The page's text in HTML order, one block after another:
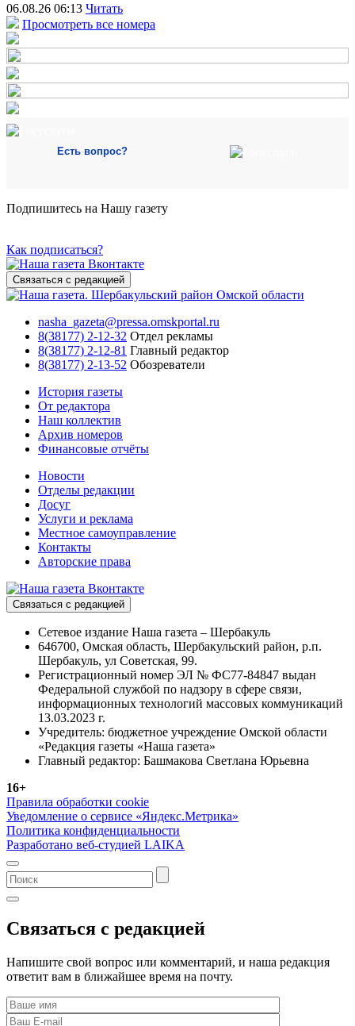
06.08.26 06:13 Читать
Просмотреть все номера
Есть вопрос?
Подпишитесь на Нашу газету
Как подписаться?
Связаться с редакцией
nasha_gazeta@pressa.omskportal.ru
8(38177) 2-12-32 Отдел рекламы
8(38177) 2-12-81 Главный редактор
8(38177) 2-13-52 Обозреватели
История газеты
От редактора
Наш коллектив
Архив номеров
Финансовые отчёты
Новости
Отделы редакции
Досуг
Услуги и реклама
Местное самоуправление
Контакты
Авторские права
Связаться с редакцией
Сетевое издание Наша газета – Шербакуль
646700, Омская область, Шербакульский район, р.п.
Шербакуль, ул Советская, 99.
Регистрационный номер ЭЛ № ФС77-84847 выдан
Федеральной службой по надзору в сфере связи,
информационных технологий массовых коммуникаций
13.03.2023 г.
Учредитель: бюджетное учреждение Омской области
«Редакция газеты «Наша газета»
Главный редактор: Башмакова Светлана Юрьевна
16+
Правила обработки cookie
Уведомление о сервисе «Яндекс.Метрика»
Политика конфиденциальности
Разработано веб-студией LAIKA
Связаться с редакцией
Напишите свой вопрос или комментарий, и наша редакция
ответит вам в ближайшее время на почту.